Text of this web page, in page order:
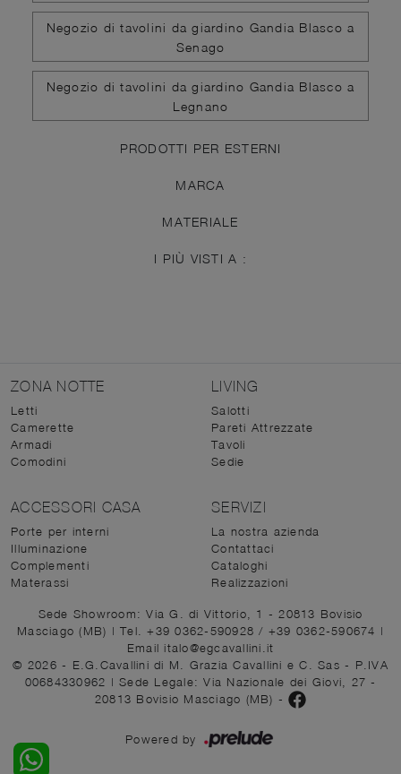
Negozio di tavolini da giardino Gandia Blasco a
Senago
Negozio di tavolini da giardino Gandia Blasco a
Legnano
PRODOTTI PER ESTERNI
MARCA
MATERIALE
I PIÙ VISTI A :
ZONA NOTTE
Letti
Camerette
Armadi
Comodini
LIVING
Salotti
Pareti Attrezzate
Tavoli
Sedie
ACCESSORI CASA
Porte per interni
Illuminazione
Complementi
Materassi
SERVIZI
La nostra azienda
Contattaci
Cataloghi
Realizzazioni
Sede Showroom: Via G. di Vittorio, 1 - 20813 Bovisio
Masciago (MB) | Tel. +39 0362-590928/ +39 0362-590674 |
Email italo@egcavallini.it
© 2026 - E.G.Cavallini di M. Grazia Cavallini e C. Sas - P.IVA
00684330962 | Sede Legale: Via Nazionale dei Giovi, 27 -
20813 Bovisio Masciago (MB) -
Powered by